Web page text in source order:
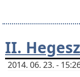
II.
2014. 06. 23. -